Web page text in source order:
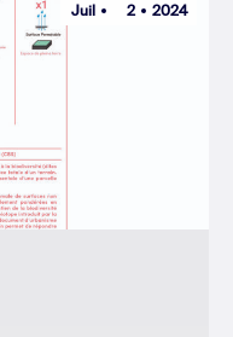
Juil 2 2024